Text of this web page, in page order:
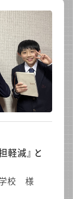
軽減』 と
学校 様